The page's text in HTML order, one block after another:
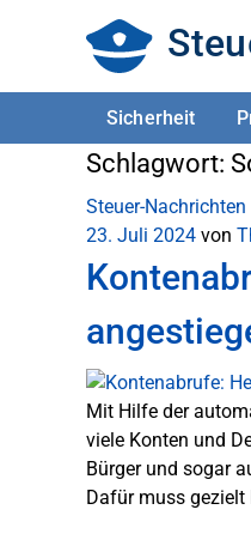
Sicherheit
Schlagwort:
Steuer-Nachrichten
23. Juli 2024 von
Mit Hilfe der
viele Konten und
Bürger und sogar
Dafür muss gezielt